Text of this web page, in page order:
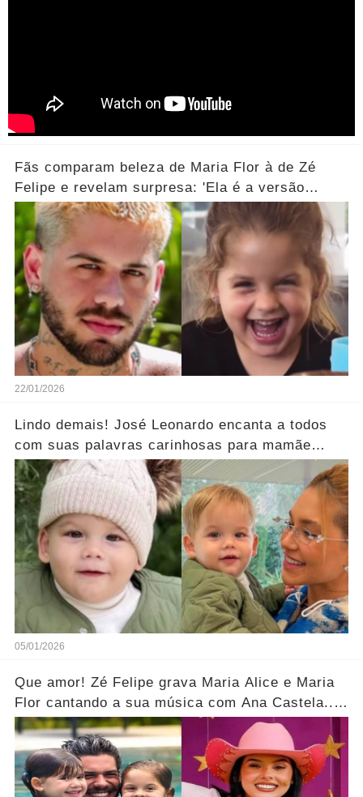
Fãs comparam beleza de Maria Flor à de Zé
Felipe e revelam surpresa: 'Ela é a versão
feminina!'... Ver mais
22/01/2026
Lindo demais! José Leonardo encanta a todos
com suas palavras carinhosas para mamãe
Virgínia.... Ver mais
05/01/2026
Que amor! Zé Felipe grava Maria Alice e Maria
Flor cantando a sua música com Ana Castela....
Ver mais